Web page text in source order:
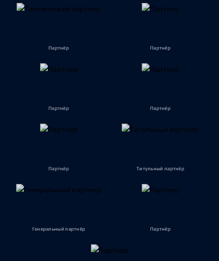
Партнёр Партнёр
Партнёр Партнёр
Партнёр Титульный партнёр
Генеральный партнёр Партнёр